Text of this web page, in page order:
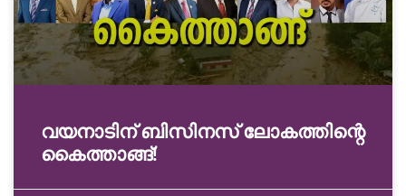
വയനാടിന് ബിസിനസ് ലോകത്തിന്റെ
കൈത്താങ്ങ്!